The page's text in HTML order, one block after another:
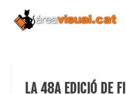
LA 48A EDICIÓ DE